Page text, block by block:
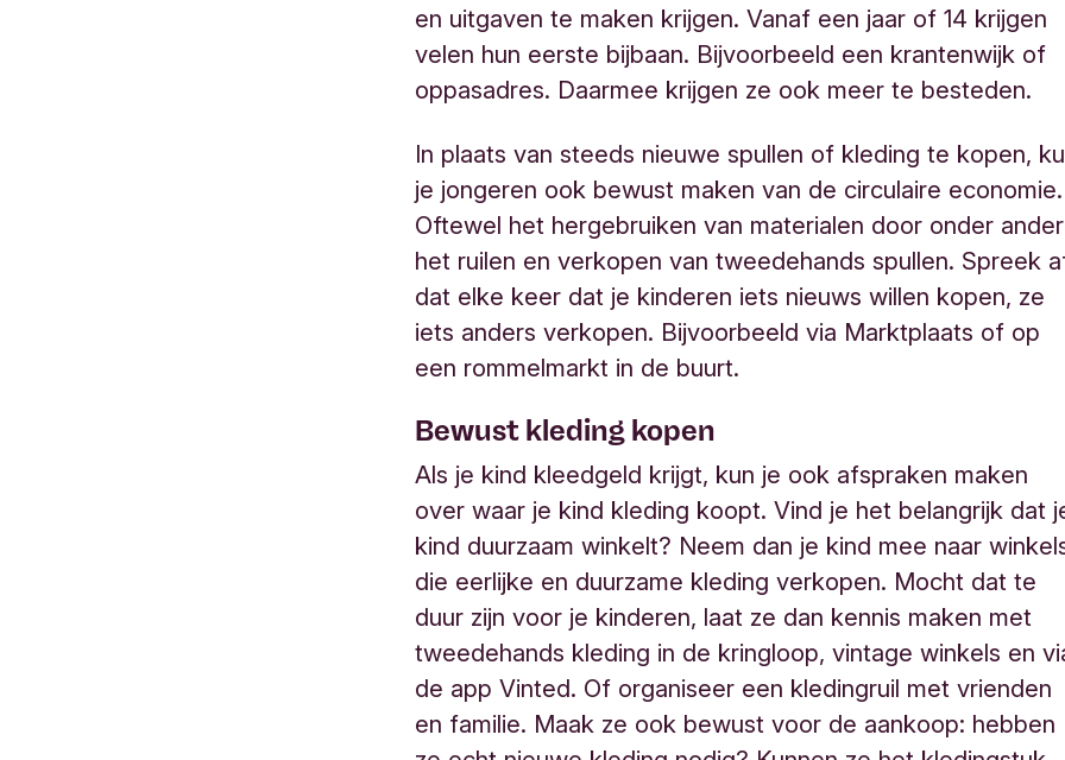
en uitgaven te maken krijgen. Vanaf een jaar of 14 krijgen
velen hun eerste bijbaan. Bijvoorbeeld een krantenwijk of
oppasadres. Daarmee krijgen ze ook meer te besteden.
In plaats van steeds nieuwe spullen of kleding te kopen,
je jongeren ook bewust maken van de circulaire economie.
Oftewel het hergebruiken van materialen door onder
het ruilen en verkopen van tweedehands spullen. Spreek
dat elke keer dat je kinderen iets nieuws willen kopen, ze
iets anders verkopen. Bijvoorbeeld via Marktplaats of op
een rommelmarkt in de buurt.
Bewust kleding kopen
Als je kind kleedgeld krijgt, kun je ook afspraken maken
over waar je kind kleding koopt. Vind je het belangrijk dat
kind duurzaam winkelt? Neem dan je kind mee naar
die eerlijke en duurzame kleding verkopen. Mocht dat te
duur zijn voor je kinderen, laat ze dan kennis maken met
tweedehands kleding in de kringloop, vintage winkels en
de app Vinted. Of organiseer een kledingruil met vrienden
en familie. Maak ze ook bewust voor de aankoop: hebben